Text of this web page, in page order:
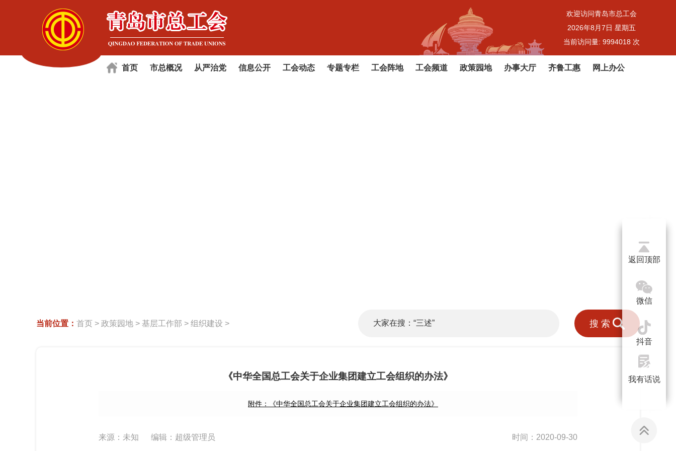
欢迎访问青岛市总工会
2026年8月7日 星期五
当前访问量: 9994018 次
首页 市总概况 从严治党 信息公开 工会动态 专题专栏 工会阵地 工会频道 政策园地 办事大厅 齐鲁工惠 网上办公
当前位置： 首页 > 政策园地 > 基层工作部 > 组织建设 > 搜索
《中华全国总工会关于企业集团建立工会组织的办法》
附件：《中华全国总工会关于企业集团建立工会组织的办法》
来源：未知 编辑：超级管理员 时间：2020-09-30
返回顶部
微信
抖音
我有话说